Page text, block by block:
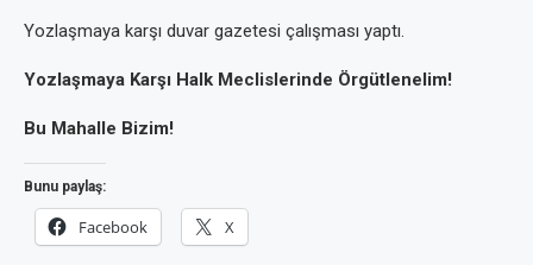
Yozlaşmaya karşı duvar gazetesi çalışması yaptı.
Yozlaşmaya Karşı Halk Meclislerinde Örgütlenelim!
Bu Mahalle Bizim!
Bunu paylaş:
Facebook X